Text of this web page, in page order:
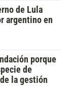
de Lula
argentino en
porque
de
la gestión